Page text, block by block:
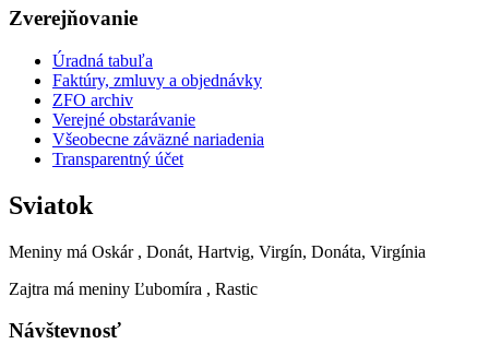
Zverejňovanie
Úradná tabuľa
Faktúry, zmluvy a objednávky
ZFO archiv
Verejné obstarávanie
Všeobecne záväzné nariadenia
Transparentný účet
Sviatok
Meniny má Oskár , Donát, Hartvig, Virgín, Donáta, Virgínia
Zajtra má meniny Ľubomíra , Rastic
Návštevnosť